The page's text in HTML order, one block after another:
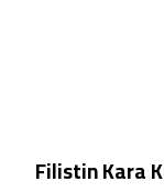
Filistin Kara